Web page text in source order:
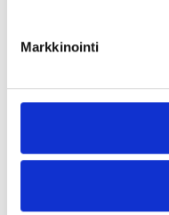
Markkinointi